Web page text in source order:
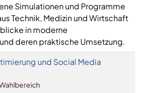
Simulationen und Programme
Technik, Medizin und Wirtschaft
in moderne
deren praktische Umsetzung.
und Social Media